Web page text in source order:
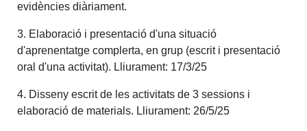
evidències diàriament.
3. Elaboració i presentació d'una situació
d'aprenentatge complerta, en grup (escrit i presentació
oral d'una activitat). Lliurament: 17/3/25
4. Disseny escrit de les activitats de 3 sessions i
elaboració de materials. Lliurament: 26/5/25